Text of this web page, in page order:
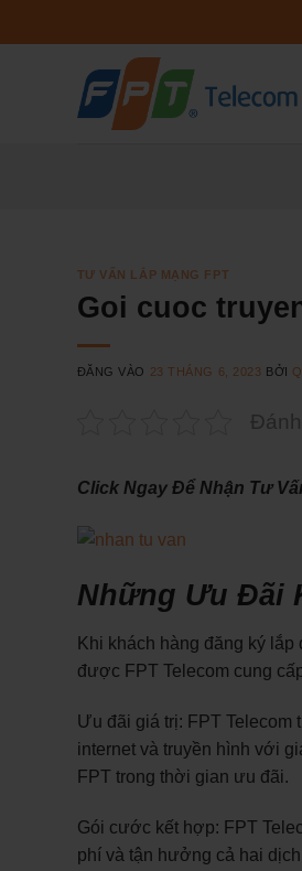
qua
TƯ VẤN LẮP MẠNG FPT
Goi cuoc
ĐĂNG VÀO 23 THÁNG 6, 2023 BỞI
Click Ngay Để Nhận Tư
Những Ưu Đãi
Khi khách hàng đăng ký
được FPT Telecom cung
Ưu đãi giá trị: FPT
internet và truyền hình với
FPT trong thời gian ưu đãi.
Gói cước kết hợp: FPT
phí và tận hưởng cả hai